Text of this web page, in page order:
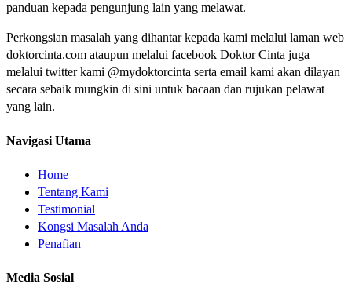
panduan kepada pengunjung lain yang melawat.
Perkongsian masalah yang dihantar kepada kami melalui laman web
doktorcinta.com ataupun melalui facebook Doktor Cinta juga
melalui twitter kami @mydoktorcinta serta email kami akan dilayan
secara sebaik mungkin di sini untuk bacaan dan rujukan pelawat
yang lain.
Navigasi Utama
Home
Tentang Kami
Testimonial
Kongsi Masalah Anda
Penafian
Media Sosial